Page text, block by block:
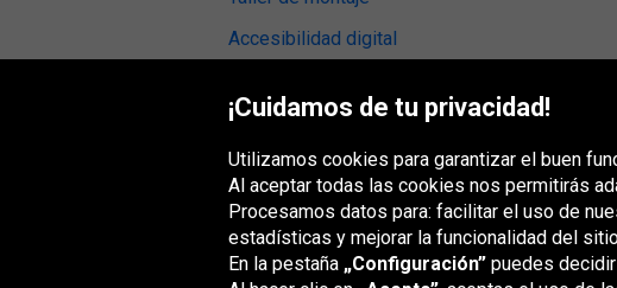
Accesibilidad digital
Grupo Oponeo
Belgique
Česká
republika
Deutschland Éire France
¡Cuidamos de tu privacidad!
Utilizamos cookies para garantizar el buen
Al aceptar todas las cookies nos permitirás
Procesamos datos para: facilitar el uso de
estadísticas y mejorar la funcionalidad del
En la pestaña „Configuración” puedes